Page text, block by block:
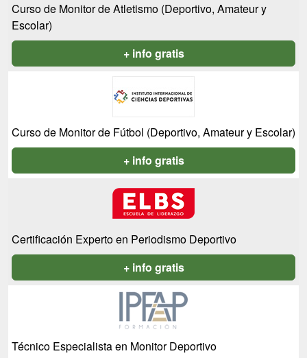
Curso de Monitor de Atletismo (Deportivo, Amateur y
Escolar)
+ info gratis
Curso de Monitor de Fútbol (Deportivo, Amateur y Escolar)
+ info gratis
Certificación Experto en Periodismo Deportivo
+ info gratis
Técnico Especialista en Monitor Deportivo